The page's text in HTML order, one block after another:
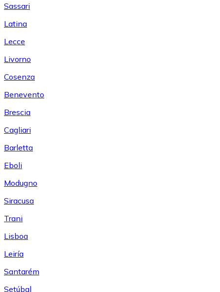
Sassari
Latina
Lecce
Livorno
Cosenza
Benevento
Brescia
Cagliari
Barletta
Eboli
Modugno
Siracusa
Trani
Lisboa
Leiría
Santarém
Setúbal